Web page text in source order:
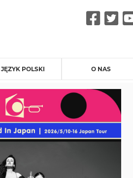
JĘZYK POLSKI O NAS